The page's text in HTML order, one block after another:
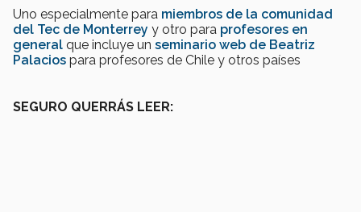
Uno especialmente para miembros de la comunidad
del Tec de Monterrey y otro para profesores en
general que incluye un seminario web de Beatriz
Palacios para profesores de Chile y otros países
SEGURO QUERRÁS LEER: